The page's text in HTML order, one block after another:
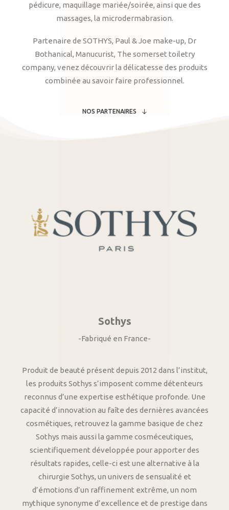
pédicure, maquillage mariée/soirée, ainsi que des
massages, la microdermabrasion.
Partenaire de SOTHYS, Paul & Joe make-up, Dr
Bothanical, Manucurist, The somerset toiletry
company, venez découvrir la délicatesse des produits
combinée au savoir faire professionnel.
NOS PARTENAIRES
Sothys
-Fabriqué en France-
Produit de beauté présent depuis 2012 dans l’institut,
les produits Sothys s’imposent comme détenteurs
reconnus d’une expertise esthétique profonde. Une
capacité d’innovation au faîte des dernières avancées
cosmétiques, retrouvez la gamme basique de chez
Sothys mais aussi la gamme cosméceutiques,
scientifiquement développée pour apporter des
résultats rapides, celle-ci est une alternative à la
chirurgie Sothys, un univers de sensualité et
d’émotions d’un raffinement extrême, un nom
mythique synonyme d’excellence et de prestige dans